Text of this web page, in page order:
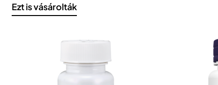
Ezt is vásárolták